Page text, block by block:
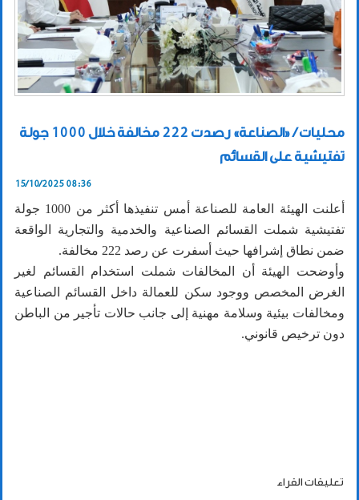
محليات / «الصناعة» رصدت 222 مخالفة خلال 1000 جولة
تفتيشية على القسائم
15/10/2025 08:36
أعلنت الهيئة العامة للصناعة أمس تنفيذها أكثر من 1000 جولة
تفتيشية شملت القسائم الصناعية والخدمية والتجارية الواقعة
ضمن نطاق إشرافها حيث أسفرت عن رصد 222 مخالفة.
وأوضحت الهيئة أن المخالفات شملت استخدام القسائم لغير
الغرض المخصص ووجود سكن للعمالة داخل القسائم الصناعية
ومخالفات بيئية وسلامة مهنية إلى جانب حالات تأجير من الباطن
دون ترخيص قانوني.
تعليقات القراء